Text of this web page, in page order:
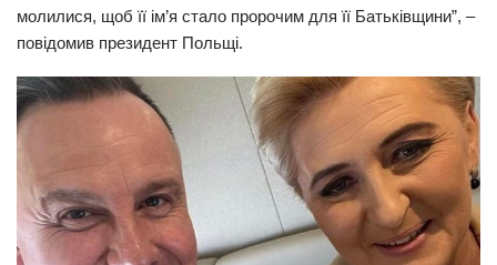
Суспільство
Культура
Шоу-біз
#Війна
молилися, щоб її ім’я стало пророчим для її Батьківщини”, –
повідомив президент Польщі.